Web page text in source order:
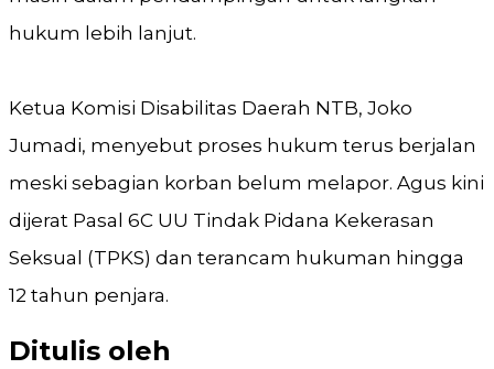
hukum lebih lanjut.
Ketua Komisi Disabilitas Daerah NTB, Joko
Jumadi, menyebut proses hukum terus berjalan
meski sebagian korban belum melapor. Agus kini
dijerat Pasal 6C UU Tindak Pidana Kekerasan
Seksual (TPKS) dan terancam hukuman hingga
12 tahun penjara.
Ditulis oleh